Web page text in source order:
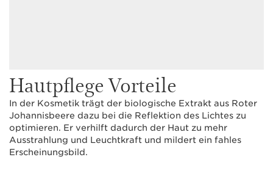
Hautpflege Vorteile
In der Kosmetik trägt der biologische Extrakt aus Roter
Johannisbeere dazu bei die Reflektion des Lichtes zu
optimieren. Er verhilft dadurch der Haut zu mehr
Ausstrahlung und Leuchtkraft und mildert ein fahles
Erscheinungsbild.